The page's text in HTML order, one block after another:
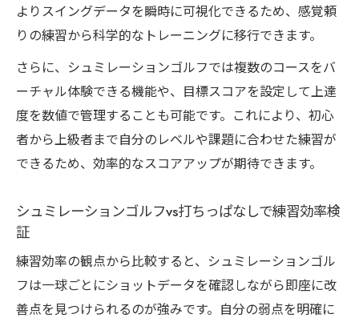
よりスイングデータを瞬時に可視化できるため、感覚頼
りの練習から科学的なトレーニングに移行できます。
さらに、シュミレーションゴルフでは複数のコースをバ
ーチャル体験できる機能や、目標スコアを設定して上達
度を数値で管理することも可能です。これにより、初心
者から上級者まで自分のレベルや課題に合わせた練習が
できるため、効率的なスコアアップが期待できます。
シュミレーションゴルフvs打ちっぱなしで練習効率検
証
練習効率の観点から比較すると、シュミレーションゴル
フは一球ごとにショットデータを確認しながら即座に改
善点を見つけられるのが強みです。自分の弱点を明確に